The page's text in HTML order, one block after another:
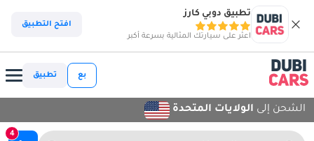
تطبيق دوبي كارز
اعثر على سيارتك المثالية بسرعة أكبر
افتح التطبيق
بع تطبيق
الشحن إلى الولايات المتحدة
4